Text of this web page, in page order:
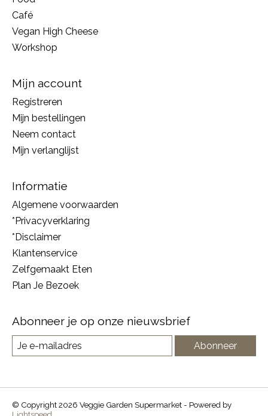
Café
Vegan High Cheese
Workshop
Mijn account
Registreren
Mijn bestellingen
Neem contact
Mijn verlanglijst
Informatie
Algemene voorwaarden
*Privacyverklaring
*Disclaimer
Klantenservice
Zelfgemaakt Eten
Plan Je Bezoek
Abonneer je op onze nieuwsbrief
Abonneer
© Copyright 2026 Veggie Garden Supermarket - Powered by
Lightspeed